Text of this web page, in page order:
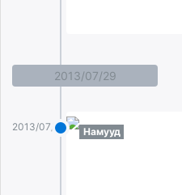
2013/07/29
2013/07/29 Намууд